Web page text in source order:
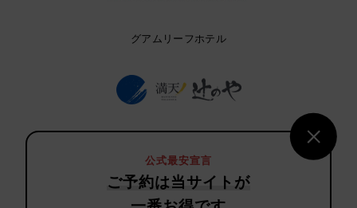
公式最安宣言
ご予約は当サイトが
グアムリーフホテル